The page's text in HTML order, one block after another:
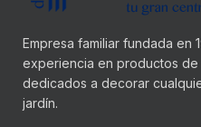
Empresa familiar fundada en
experiencia en productos de
dedicados a decorar
jardín.